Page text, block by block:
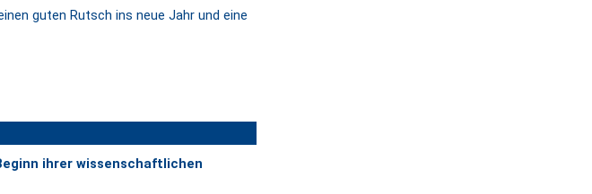
guten Rutsch ins neue Jahr und eine
ihrer wissenschaftlichen